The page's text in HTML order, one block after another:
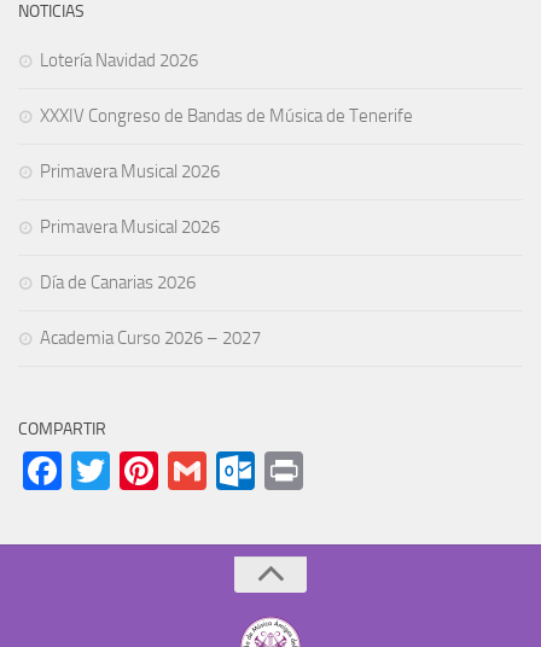
NOTICIAS
Lotería Navidad 2026
XXXIV Congreso de Bandas de Música de Tenerife
Primavera Musical 2026
Primavera Musical 2026
Día de Canarias 2026
Academia Curso 2026 – 2027
COMPARTIR
Facebook
TwitterPinterest
GmailOutlook.com